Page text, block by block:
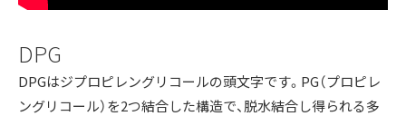
DPG
DPGはジプロピレングリコールの頭文字です。PG（プロピレ
ングリコール）を2つ結合した構造で、脱水結合し得られる多